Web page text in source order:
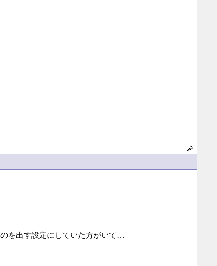
を出す設定にしていた方がいて…